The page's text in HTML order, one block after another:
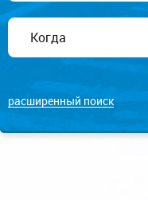
расширенный поиск